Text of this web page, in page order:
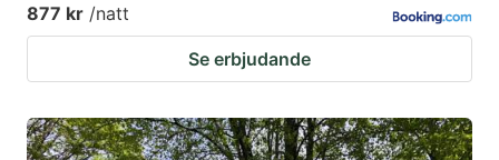
877 kr /natt
Se erbjudande